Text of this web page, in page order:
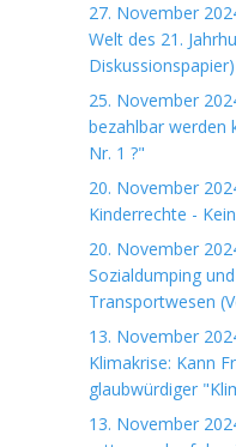
27. November
Welt des 21.
Diskussionspapier)
25. November
bezahlbar werden
Nr. 1 ?"
20. November
Kinderrechte -
20. November
Sozialdumping
Transportwesen
13. November
Klimakrise: Kann
glaubwürdiger
13. November